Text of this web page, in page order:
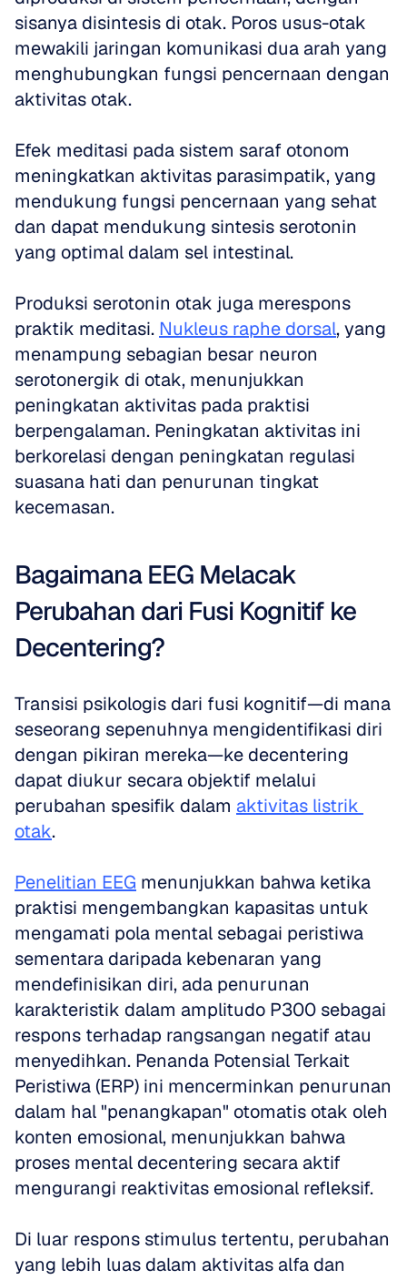
sisanya disintesis di otak. Poros usus-otak
mewakili jaringan komunikasi dua arah yang
menghubungkan fungsi pencernaan dengan
aktivitas otak.
Efek meditasi pada sistem saraf otonom
meningkatkan aktivitas parasimpatik, yang
mendukung fungsi pencernaan yang sehat
dan dapat mendukung sintesis serotonin
yang optimal dalam sel intestinal.
Produksi serotonin otak juga merespons
praktik meditasi. Nukleus raphe dorsal, yang
menampung sebagian besar neuron
serotonergik di otak, menunjukkan
peningkatan aktivitas pada praktisi
berpengalaman. Peningkatan aktivitas ini
berkorelasi dengan peningkatan regulasi
suasana hati dan penurunan tingkat
kecemasan.
Bagaimana EEG Melacak
Perubahan dari Fusi Kognitif ke
Decentering?
Transisi psikologis dari fusi kognitif—di mana
seseorang sepenuhnya mengidentifikasi diri
dengan pikiran mereka—ke decentering
dapat diukur secara objektif melalui
perubahan spesifik dalam aktivitas listrik
otak.
Penelitian EEG menunjukkan bahwa ketika
praktisi mengembangkan kapasitas untuk
mengamati pola mental sebagai peristiwa
sementara daripada kebenaran yang
mendefinisikan diri, ada penurunan
karakteristik dalam amplitudo P300 sebagai
respons terhadap rangsangan negatif atau
menyedihkan. Penanda Potensial Terkait
Peristiwa (ERP) ini mencerminkan penurunan
dalam hal "penangkapan" otomatis otak oleh
konten emosional, menunjukkan bahwa
proses mental decentering secara aktif
mengurangi reaktivitas emosional refleksif.
Di luar respons stimulus tertentu, perubahan
yang lebih luas dalam aktivitas alfa dan